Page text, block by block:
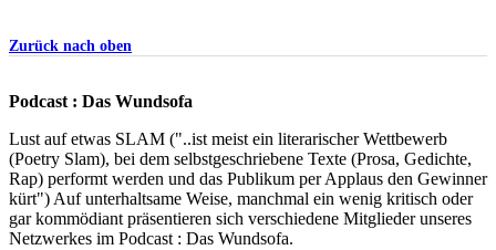
Zurück nach oben
Podcast : Das Wundsofa
Lust auf etwas SLAM ("..ist meist ein literarischer Wettbewerb
(Poetry Slam), bei dem selbstgeschriebene Texte (Prosa, Gedichte,
Rap) performt werden und das Publikum per Applaus den Gewinner
kürt") Auf unterhaltsame Weise, manchmal ein wenig kritisch oder
gar kommödiant präsentieren sich verschiedene Mitglieder unseres
Netzwerkes im Podcast : Das Wundsofa.